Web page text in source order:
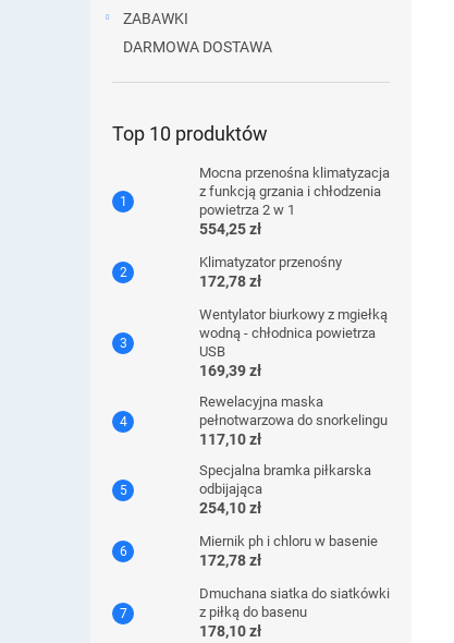
ZABAWKI
DARMOWA DOSTAWA
Top 10 produktów
Mocna przenośna klimatyzacja
z funkcją grzania i chłodzenia
powietrza 2 w 1
554,25 zł
Klimatyzator przenośny
172,78 zł
Wentylator biurkowy z mgiełką
wodną - chłodnica powietrza
USB
169,39 zł
Rewelacyjna maska ​​
pełnotwarzowa do snorkelingu
117,10 zł
Specjalna bramka piłkarska
odbijająca
254,10 zł
Miernik ph i chloru w basenie
172,78 zł
Dmuchana siatka do siatkówki
z piłką do basenu
178,10 zł